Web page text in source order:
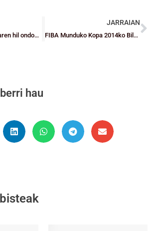
Javi Durango, BSFaren hil ondoko Urrezko Intsignia
JARRAIAN
FIBA Munduko Kopa 2014ko Bilbo egoitzako boluntarioek euren heziketa presentziala hasiko dute
hau